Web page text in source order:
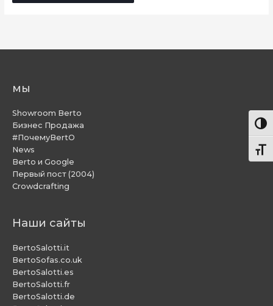
мы
Showroom Berto
Бизнес Продажа
#ПочемуBertO
News
Berto и Google
Первый пост (2004)
Crowdcrafting
Наши сайты
BertoSalotti.it
BertoSofas.co.uk
BertoSalotti.es
BertoSalotti.fr
BertoSalotti.de